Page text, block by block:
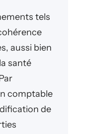
tels
aussi bien
santé
comptable
de